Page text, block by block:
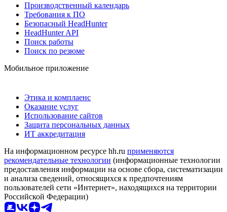
Производственный календарь
Требования к ПО
Безопасный HeadHunter
HeadHunter API
Поиск работы
Поиск по резюме
Мобильное приложение
Этика и комплаенс
Оказание услуг
Использование сайтов
Защита персональных данных
ИТ аккредитация
На информационном ресурсе hh.ru применяются
рекомендательные технологии (информационные технологии
предоставления информации на основе сбора, систематизации
и анализа сведений, относящихся к предпочтениям
пользователей сети «Интернет», находящихся на территории
Российской Федерации)